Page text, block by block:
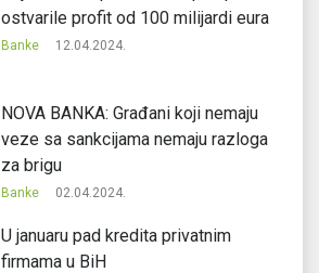
ostvarile profit od 100 milijardi eura
Banke 12.04.2024.
NOVA BANKA: Građani koji nemaju
veze sa sankcijama nemaju razloga
za brigu
Banke 02.04.2024.
U januaru pad kredita privatnim
firmama u BiH